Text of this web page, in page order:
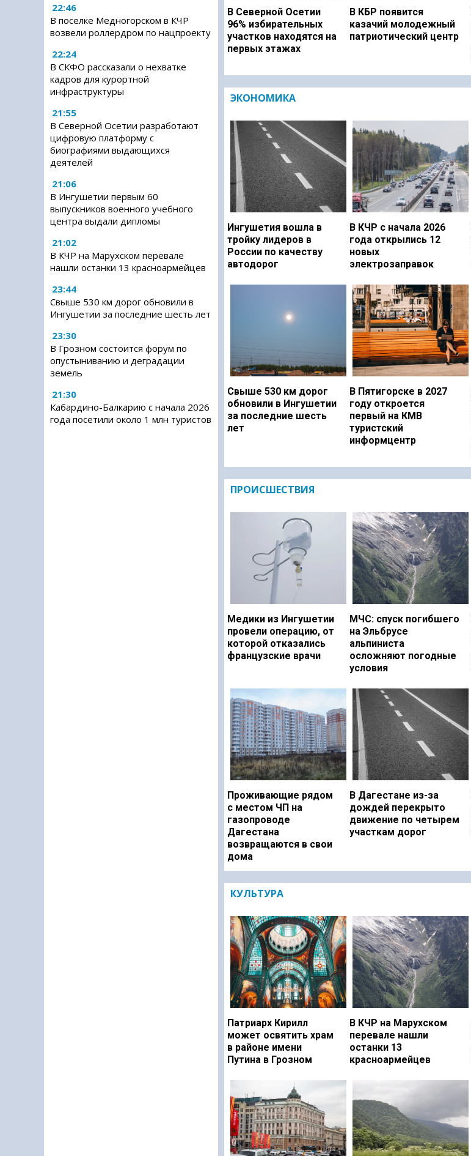
22:46
В поселке Медногорском в КЧР
возвели роллердром по нацпроекту
22:24
В СКФО рассказали о нехватке
кадров для курортной
инфраструктуры
21:55
В Северной Осетии разработают
цифровую платформу с
биографиями выдающихся
деятелей
21:06
В Ингушетии первым 60
выпускников военного учебного
центра выдали дипломы
21:02
В КЧР на Марухском перевале
нашли останки 13 красноармейцев
23:44
Свыше 530 км дорог обновили в
Ингушетии за последние шесть лет
23:30
В Грозном состоится форум по
опустыниванию и деградации
земель
21:30
Кабардино-Балкарию с начала 2026
года посетили около 1 млн туристов
В Северной Осетии
96% избирательных
участков находятся на
первых этажах
В КБР появится
казачий молодежный
патриотический центр
ЭКОНОМИКА
Ингушетия вошла в
тройку лидеров в
России по качеству
автодорог
В КЧР с начала 2026
года открылись 12
новых
электрозаправок
Свыше 530 км дорог
обновили в Ингушетии
за последние шесть
лет
В Пятигорске в 2027
году откроется
первый на КМВ
туристский
информцентр
ПРОИСШЕСТВИЯ
Медики из Ингушетии
провели операцию, от
которой отказались
французские врачи
МЧС: спуск погибшего
на Эльбрусе
альпиниста
осложняют погодные
условия
Проживающие рядом
с местом ЧП на
газопроводе
Дагестана
возвращаются в свои
дома
В Дагестане из-за
дождей перекрыто
движение по четырем
участкам дорог
КУЛЬТУРА
Патриарх Кирилл
может освятить храм
в районе имени
Путина в Грозном
В КЧР на Марухском
перевале нашли
останки 13
красноармейцев